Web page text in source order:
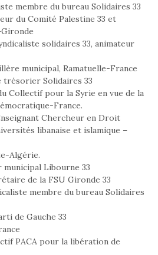
membre du bureau Solidaires 33
du Comité Palestine 33 et
solidaires 33, animateur
municipal, Ramatuelle-France
trésorier Solidaires 33
Collectif pour la Syrie en vue de la
France.
Chercheur en Droit
libanaise et islamique –
Algérie.
Libourne 33
de la FSU Gironde 33
membre du bureau Solidaires
de Gauche 33
PACA pour la libération de